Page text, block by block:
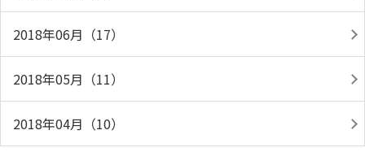
2018年06月（17）
2018年05月（11）
2018年04月（10）